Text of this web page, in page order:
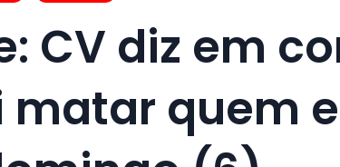
CV diz em
matar quem